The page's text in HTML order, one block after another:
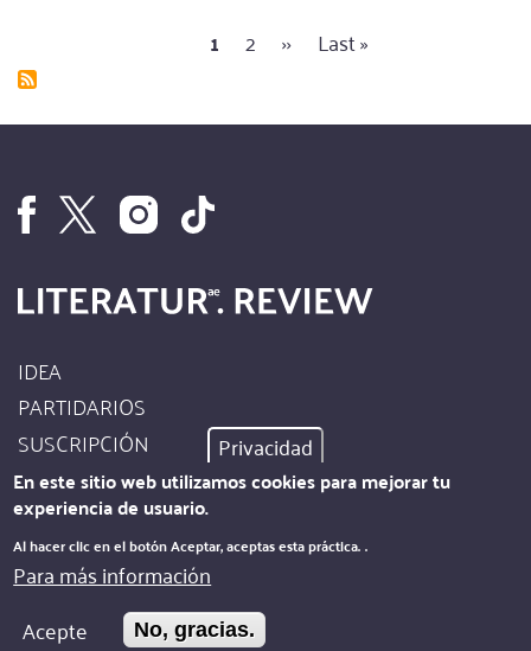
nuestros
lenguajes
Página
1 Página
2
Siguiente
››
Última
Last »
Footer
Site
Info
IDEA
PARTIDARIOS
SUSCRIPCIÓN
AUTORES
Footer
Kontakt
PIE DE IMPRENTA
PROTECCIÓN DE DATOS
Privacidad
En este sitio web utilizamos cookies para mejorar tu
experiencia de usuario.
Al hacer clic en el botón Aceptar, aceptas esta práctica..
Para más información
Acepte
No, gracias.